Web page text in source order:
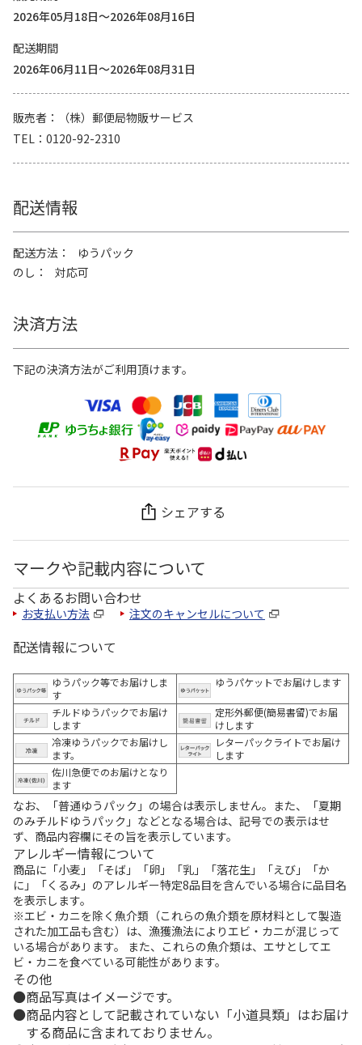
2026年05月18日～2026年08月16日
配送期間
2026年06月11日～2026年08月31日
販売者
（株）郵便局物販サービス
TEL
0120-92-2310
配送情報
配送方法
ゆうパック
のし
対応可
決済方法
下記の決済方法がご利用頂けます。
シェアする
マークや記載内容について
よくあるお問い合わせ
お支払い方法 注文のキャンセルについて
配送情報について
ゆうパック等でお届けしま
す
ゆうパケットでお届けします
チルドゆうパックでお届け
します
定形外郵便(簡易書留)でお届
けします
冷凍ゆうパックでお届けし
ます。
レターパックライトでお届け
します
佐川急便でのお届けとなり
ます
なお、「普通ゆうパック」の場合は表示しません。また、「夏期
のみチルドゆうパック」などとなる場合は、記号での表示はせ
ず、商品内容欄にその旨を表示しています。
アレルギー情報について
商品に「小麦」「そば」「卵」「乳」「落花生」「えび」「か
に」「くるみ」のアレルギー特定8品目を含んでいる場合に品目名
を表示します。
※エビ・カニを除く魚介類（これらの魚介類を原材料として製造
された加工品も含む）は、漁獲漁法によりエビ・カニが混じって
いる場合があります。 また、これらの魚介類は、エサとしてエ
ビ・カニを食べている可能性があります。
その他
商品写真はイメージです。
商品内容として記載されていない「小道具類」はお届け
する商品に含まれておりません。